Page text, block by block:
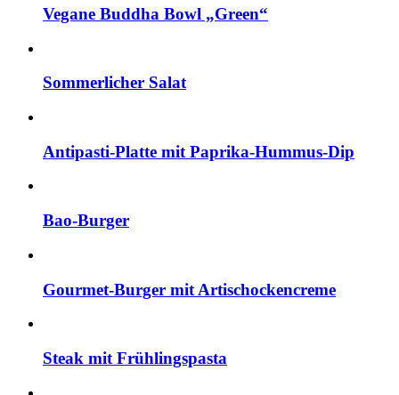
Vegane Buddha Bowl „Green“
Sommerlicher Salat
Antipasti-Platte mit Paprika-Hummus-Dip
Bao-Burger
Gourmet-Burger mit Artischockencreme
Steak mit Frühlingspasta